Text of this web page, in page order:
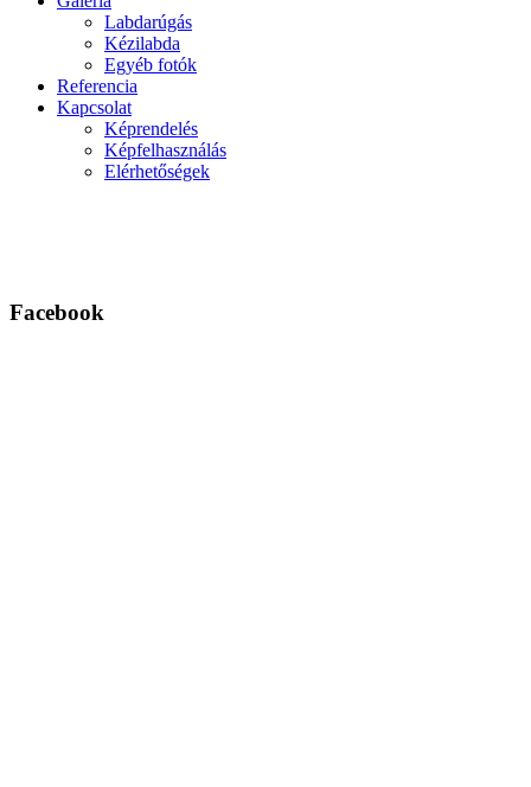
Labdarúgás
Kézilabda
Egyéb fotók
Referencia
Kapcsolat
Képrendelés
Képfelhasználás
Elérhetőségek
Facebook